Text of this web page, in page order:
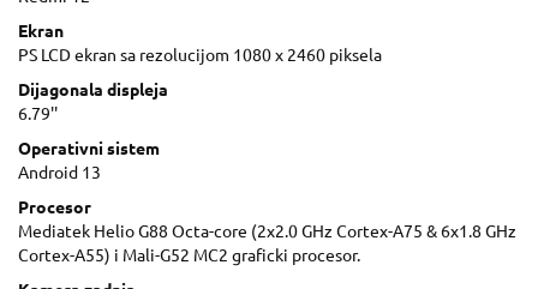
Ekran
PS LCD ekran sa rezolucijom 1080 x 2460 piksela
Dijagonala displeja
6.79''
Operativni sistem
Android 13
Procesor
Mediatek Helio G88 Octa-core (2x2.0 GHz Cortex-A75 & 6x1.8 GHz
Cortex-A55) i Mali-G52 MC2 graficki procesor.